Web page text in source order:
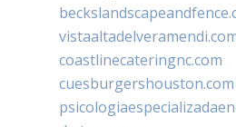
coastlinecateringnc.com
cuesburgershouston.com